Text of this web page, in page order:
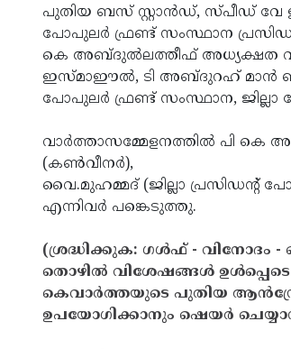
പുതിയ ബസ് സ്റ്റാന്‍ഡ്, സ്പീഡ് വേ
പോപുലര്‍ ഫ്രണ്ട് സംസ്ഥാന
കെ അബ്ദുല്‍ലത്തീഫ് അധ്യക്ഷത
ഇസ്മാഈല്‍, ടി അബ്ദുറഹ് മാന്‍
പോപുലര്‍ ഫ്രണ്ട് സംസ്ഥാന, ജില്ലാ
വാര്‍ത്താസമ്മേളനത്തില്‍ പി
(കണ്‍വീനര്‍),
വൈ.മുഹമ്മദ് (ജില്ലാ പ്രസിഡന്റ്
എന്നിവര്‍ പങ്കെടുത്തു.
(ശ്രദ്ധിക്കുക: ഗൾഫ് - വിനോദം -
തൊഴിൽ വിശേഷങ്ങൾ
കെവാർത്തയുടെ പുതിയ
ഉപയോഗിക്കാനും ഷെയർ